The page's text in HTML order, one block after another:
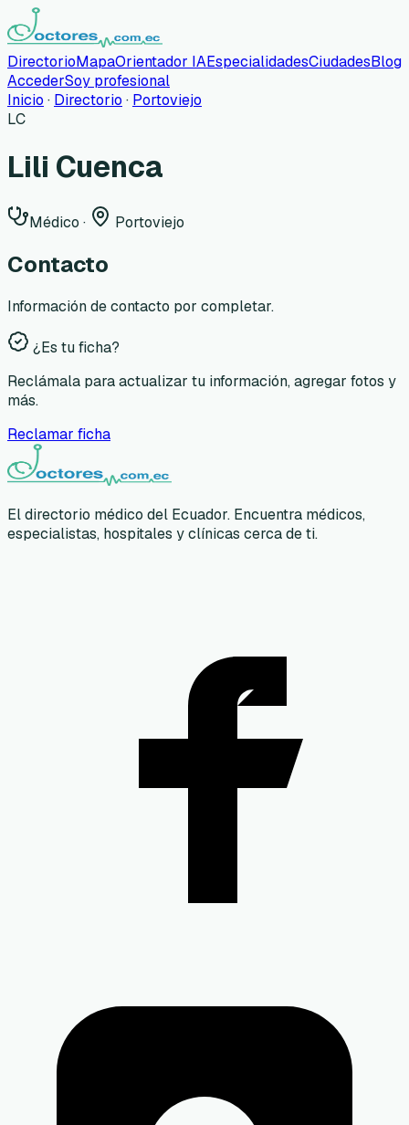
DirectorioMapaOrientador IAEspecialidadesCiudadesBlog
AccederSoy profesional
Inicio · Directorio · Portoviejo
LC
Lili Cuenca
Médico · Portoviejo
Contacto
Información de contacto por completar.
¿Es tu ficha?
Reclámala para actualizar tu información, agregar fotos y
más.
Reclamar ficha
El directorio médico del Ecuador. Encuentra médicos,
especialistas, hospitales y clínicas cerca de ti.